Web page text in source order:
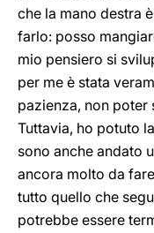
che la mano destra
farlo: posso
mio pensiero si
per me è stata
pazienza, non poter
Tuttavia, ho potuto
sono anche andato
ancora molto da
tutto quello che
potrebbe essere